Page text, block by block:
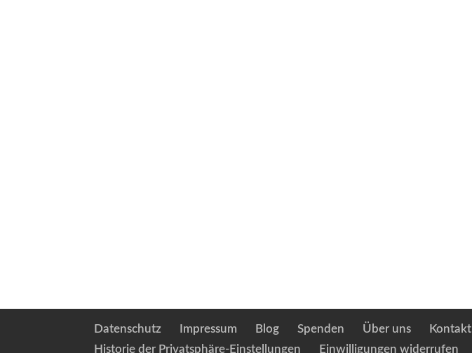
Datenschutz Impressum Blog Spenden Über uns Kontakt
Historie der Privatsphäre-Einstellungen
Einwilligungen widerrufen